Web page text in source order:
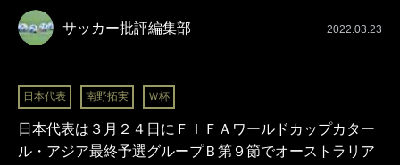
サッカー批評編集部 2022.03.23
日本代表 南野拓実 Ｗ杯
日本代表は３月２４日にＦＩＦＡワールドカップカター
ル・アジア最終予選グループＢ第９節でオーストラリア